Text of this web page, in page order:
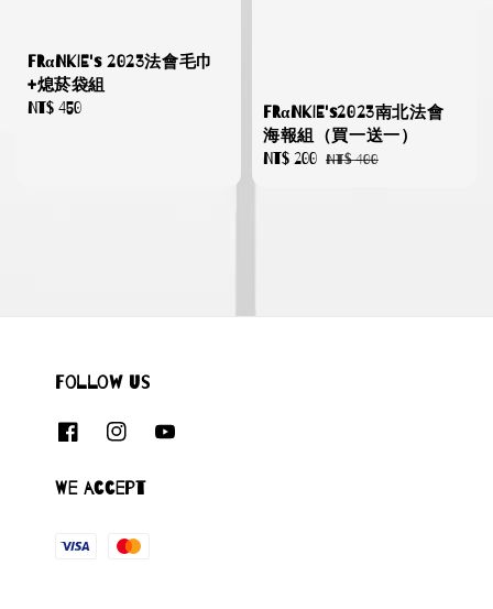
FRαNKIE's 2023法會毛巾
+熄菸袋組
Regular
NT$ 450
FRαNKIE's2023南北法會
海報組（買一送一）
Sale
NT$ 200 Regular
NT$ 400
Follow us
We accept